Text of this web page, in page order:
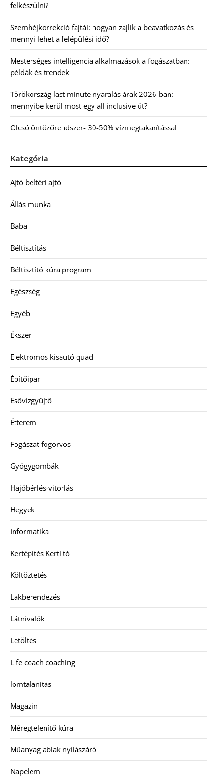
felkészülni?
Szemhéjkorrekció fajtái: hogyan zajlik a beavatkozás és
mennyi lehet a felépülési idő?
Mesterséges intelligencia alkalmazások a fogászatban:
példák és trendek
Törökország last minute nyaralás árak 2026-ban:
mennyibe kerül most egy all inclusive út?
Olcsó öntözőrendszer- 30-50% vízmegtakarítással
Kategória
Ajtó beltéri ajtó
Állás munka
Baba
Béltisztítás
Béltisztító kúra program
Egészség
Egyéb
Ékszer
Elektromos kisautó quad
Építőipar
Esővízgyűjtő
Étterem
Fogászat fogorvos
Gyógygombák
Hajóbérlés-vitorlás
Hegyek
Informatika
Kertépítés Kerti tó
Költöztetés
Lakberendezés
Látnivalók
Letöltés
Life coach coaching
lomtalanítás
Magazin
Méregtelenítő kúra
Műanyag ablak nyílászáró
Napelem